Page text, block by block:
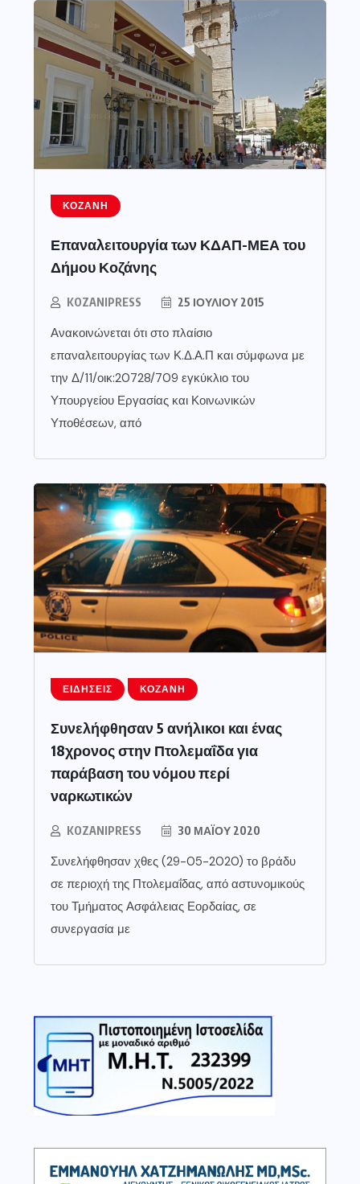
ΚΟΖΆΝΗ
Επαναλειτουργία των ΚΔΑΠ-ΜΕΑ του
Δήμου Κοζάνης
KOZANIPRESS 25 ΙΟΥΛΊΟΥ 2015
Ανακοινώνεται ότι στο πλαίσιο
επαναλειτουργίας των Κ.Δ.Α.Π και σύμφωνα με
την Δ/11/οικ:20728/709 εγκύκλιο του
Υπουργείου Εργασίας και Κοινωνικών
Υποθέσεων, από
ΕΙΔΉΣΕΙΣ ΚΟΖΆΝΗ
Συνελήφθησαν 5 ανήλικοι και ένας
18χρονος στην Πτολεμαΐδα για
παράβαση του νόμου περί
ναρκωτικών
KOZANIPRESS 30 ΜΑΪ́ΟΥ 2020
Συνελήφθησαν χθες (29-05-2020) το βράδυ
σε περιοχή της Πτολεμαΐδας, από αστυνομικούς
του Τμήματος Ασφάλειας Εορδαίας, σε
συνεργασία με